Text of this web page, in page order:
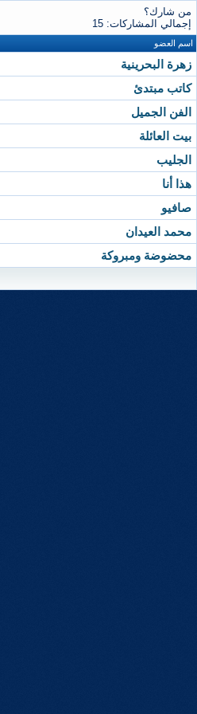
من شارك؟
إجمالي المشاركات: 15
اسم العضو
زهرة البحرينية
كاتب مبتدئ
الفن الجميل
بيت العائلة
الجليب
هذا أنا
صافيو
محمد العيدان
محضوضة ومبروكة